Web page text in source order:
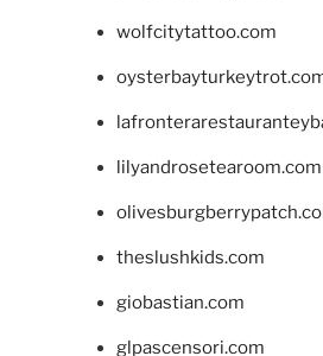
wolfcitytattoo.com
lilyandrosetearoom.com
theslushkids.com
giobastian.com
glpascensori.com